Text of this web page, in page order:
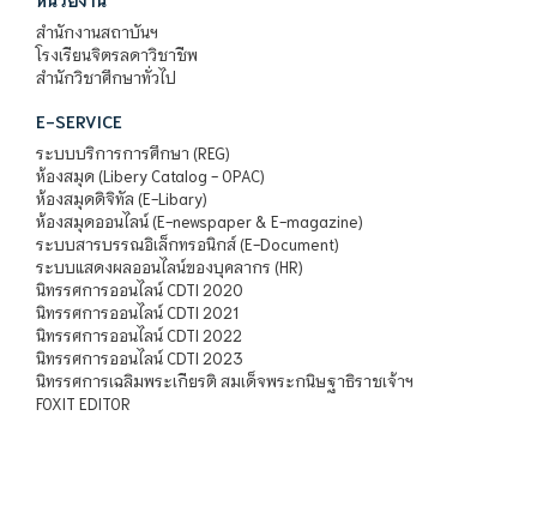
สำนักงานสถาบันฯ
โรงเรียนจิตรลดาวิชาชีพ
สำนักวิชาศึกษาทั่วไป
E-SERVICE
ระบบบริการการศึกษา (REG)
ห้องสมุด (Libery Catalog - OPAC)
ห้องสมุดดิจิทัล (E-Libary)
ห้องสมุดออนไลน์ (E-newspaper & E-magazine)
ระบบสารบรรณอิเล็กทรอนิกส์ (E-Document)
ระบบแสดงผลออนไลน์ของบุคลากร (HR)
นิทรรศการออนไลน์ CDTI 2020
นิทรรศการออนไลน์ CDTI 2021
นิทรรศการออนไลน์ CDTI 2022
นิทรรศการออนไลน์ CDTI 2023
นิทรรศการเฉลิมพระเกียรติ สมเด็จพระกนิษฐาธิราชเจ้าฯ
FOXIT EDITOR